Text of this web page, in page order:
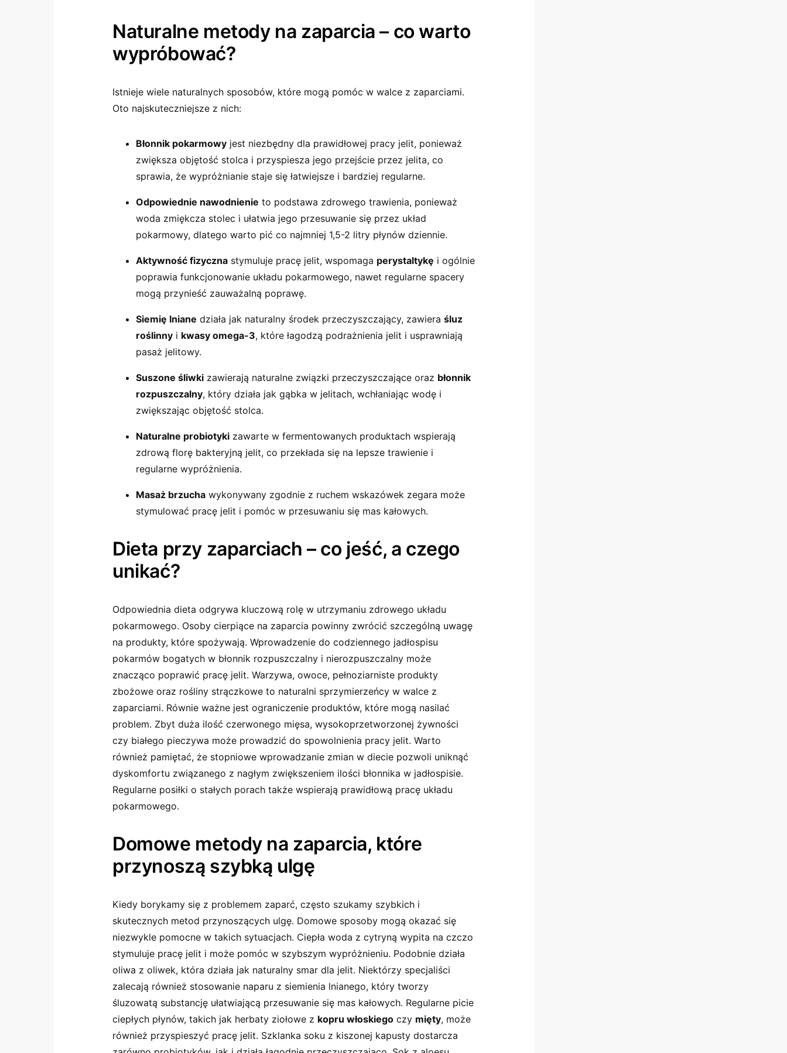
Naturalne metody na zaparcia – co warto
wypróbować?
Istnieje wiele naturalnych sposobów, które mogą pomóc w walce z zaparciami.
Oto najskuteczniejsze z nich:
Błonnik pokarmowy jest niezbędny dla prawidłowej pracy jelit, ponieważ
zwiększa objętość stolca i przyspiesza jego przejście przez jelita, co
sprawia, że wypróżnianie staje się łatwiejsze i bardziej regularne.
Odpowiednie nawodnienie to podstawa zdrowego trawienia, ponieważ
woda zmiękcza stolec i ułatwia jego przesuwanie się przez układ
pokarmowy, dlatego warto pić co najmniej 1,5-2 litry płynów dziennie.
Aktywność fizyczna stymuluje pracę jelit, wspomaga perystaltykę i ogólnie
poprawia funkcjonowanie układu pokarmowego, nawet regularne spacery
mogą przynieść zauważalną poprawę.
Siemię lniane działa jak naturalny środek przeczyszczający, zawiera śluz
roślinny i kwasy omega-3, które łagodzą podrażnienia jelit i usprawniają
pasaż jelitowy.
Suszone śliwki zawierają naturalne związki przeczyszczające oraz błonnik
rozpuszczalny, który działa jak gąbka w jelitach, wchłaniając wodę i
zwiększając objętość stolca.
Naturalne probiotyki zawarte w fermentowanych produktach wspierają
zdrową florę bakteryjną jelit, co przekłada się na lepsze trawienie i
regularne wypróżnienia.
Masaż brzucha wykonywany zgodnie z ruchem wskazówek zegara może
stymulować pracę jelit i pomóc w przesuwaniu się mas kałowych.
Dieta przy zaparciach – co jeść, a czego
unikać?
Odpowiednia dieta odgrywa kluczową rolę w utrzymaniu zdrowego układu
pokarmowego. Osoby cierpiące na zaparcia powinny zwrócić szczególną uwagę
na produkty, które spożywają. Wprowadzenie do codziennego jadłospisu
pokarmów bogatych w błonnik rozpuszczalny i nierozpuszczalny może
znacząco poprawić pracę jelit. Warzywa, owoce, pełnoziarniste produkty
zbożowe oraz rośliny strączkowe to naturalni sprzymierzeńcy w walce z
zaparciami. Równie ważne jest ograniczenie produktów, które mogą nasilać
problem. Zbyt duża ilość czerwonego mięsa, wysokoprzetworzonej żywności
czy białego pieczywa może prowadzić do spowolnienia pracy jelit. Warto
również pamiętać, że stopniowe wprowadzanie zmian w diecie pozwoli uniknąć
dyskomfortu związanego z nagłym zwiększeniem ilości błonnika w jadłospisie.
Regularne posiłki o stałych porach także wspierają prawidłową pracę układu
pokarmowego.
Domowe metody na zaparcia, które
przynoszą szybką ulgę
Kiedy borykamy się z problemem zaparć, często szukamy szybkich i
skutecznych metod przynoszących ulgę. Domowe sposoby mogą okazać się
niezwykle pomocne w takich sytuacjach. Ciepła woda z cytryną wypita na czczo
stymuluje pracę jelit i może pomóc w szybszym wypróżnieniu. Podobnie działa
oliwa z oliwek, która działa jak naturalny smar dla jelit. Niektórzy specjaliści
zalecają również stosowanie naparu z siemienia lnianego, który tworzy
śluzowatą substancję ułatwiającą przesuwanie się mas kałowych. Regularne picie
ciepłych płynów, takich jak herbaty ziołowe z kopru włoskiego czy mięty, może
również przyspieszyć pracę jelit. Szklanka soku z kiszonej kapusty dostarcza